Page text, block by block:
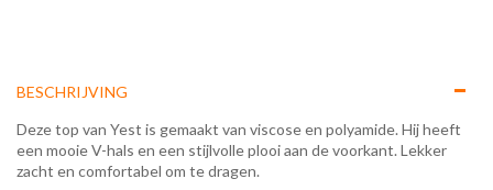
BESCHRIJVING
Deze top van Yest is gemaakt van viscose en polyamide. Hij heeft
een mooie V-hals en een stijlvolle plooi aan de voorkant. Lekker
zacht en comfortabel om te dragen.